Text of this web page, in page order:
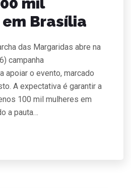
Brasília
das Margaridas abre na
campanha
apoiar o evento, marcado
A expectativa é garantir a
100 mil mulheres em
a pauta…